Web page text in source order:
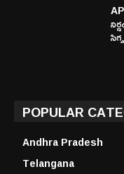
POPULAR
Andhra Pradesh
Telangana